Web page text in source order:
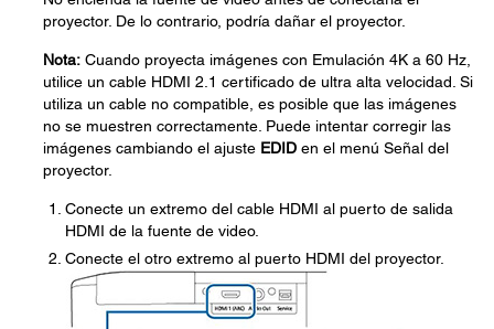
proyector. De lo contrario, podría dañar el proyector.
Nota: Cuando proyecta imágenes con Emulación 4K a 60 Hz,
utilice un cable HDMI 2.1 certificado de ultra alta velocidad. Si
utiliza un cable no compatible, es posible que las imágenes
no se muestren correctamente. Puede intentar corregir las
imágenes cambiando el ajuste EDID en el menú Señal del
proyector.
Conecte un extremo del cable HDMI al puerto de salida
HDMI de la fuente de video.
Conecte el otro extremo al puerto HDMI del proyector.